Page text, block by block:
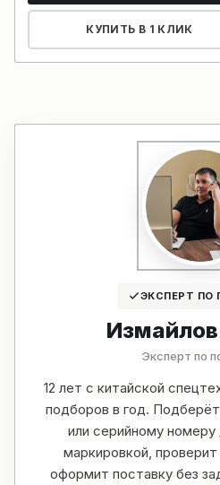
КУПИТЬ В 1 КЛИК
ЭКСПЕРТ ПО
Эксперт по
12 лет с китайской
подборов в год.
или серийному
маркировкой,
оформит поставку без